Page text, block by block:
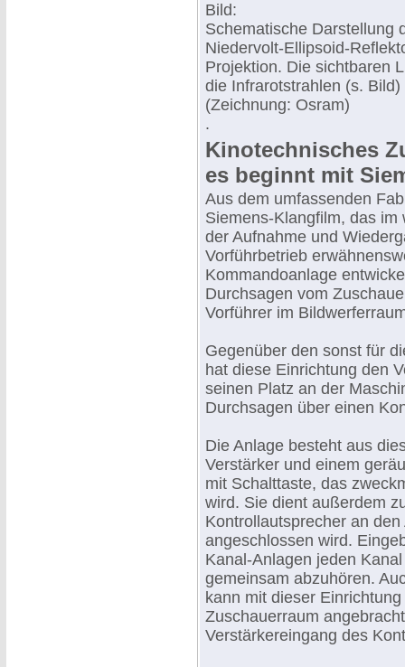
Bild:
Schematische Darstellung
Niedervolt-Ellipsoid-
Projektion. Die sichtbaren
die Infrarotstrahlen (s.
(Zeichnung: Osram)
.
Kinotechnisches
es beginnt mit
Aus dem umfassenden
Siemens-Klangfilm, das
der Aufnahme und
Vorführbetrieb
Kommandoanlage
Durchsagen vom
Vorführer im
Gegenüber den sonst für
hat diese Einrichtung den
seinen Platz an der
Durchsagen über einen
Die Anlage besteht aus
Verstärker und einem
mit Schalttaste, das
wird. Sie dient außerdem
Kontrollautsprecher an
angeschlossen wird.
Kanal-Anlagen jeden
gemeinsam abzuhören.
kann mit dieser
Zuschauerraum
Verstärkereingang des